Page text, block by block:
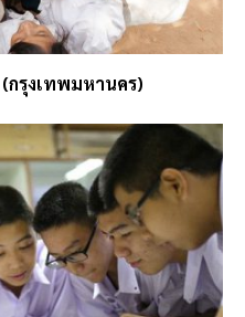
กรุงเทพมหานคร)